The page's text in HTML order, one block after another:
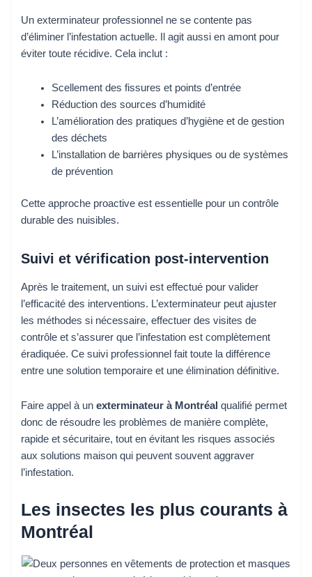
Un exterminateur professionnel ne se contente pas
d’éliminer l’infestation actuelle. Il agit aussi en amont pour
éviter toute récidive. Cela inclut :
Scellement des fissures et points d’entrée
Réduction des sources d’humidité
L’amélioration des pratiques d’hygiène et de gestion
des déchets
L’installation de barrières physiques ou de systèmes
de prévention
Cette approche proactive est essentielle pour un contrôle
durable des nuisibles.
Suivi et vérification post-intervention
Après le traitement, un suivi est effectué pour valider
l’efficacité des interventions. L’exterminateur peut ajuster
les méthodes si nécessaire, effectuer des visites de
contrôle et s’assurer que l’infestation est complètement
éradiquée. Ce suivi professionnel fait toute la différence
entre une solution temporaire et une élimination définitive.
Faire appel à unexterminateur à Montréal qualifié permet
donc de résoudre les problèmes de manière complète,
rapide et sécuritaire, tout en évitant les risques associés
aux solutions maison qui peuvent souvent aggraver
l’infestation.
Les insectes les plus courants à
Montréal